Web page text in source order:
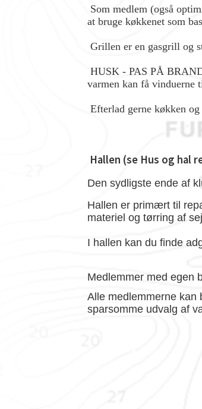
Som medlem (også
at bruge køkkenet som
Grillen er en gasgrill og
HUSK - PAS PÅ
varmen kan få vinduerne
Efterlad gerne køkken
Hallen (se Hus og
Den sydligste ende af
Hallen er primært til
materiel og tørring af
I hallen kan du finde
Medlemmer med egen
Alle medlemmerne kan
sparsomme udvalg af